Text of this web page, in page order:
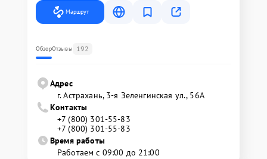
Маршрут
ОбзорОтзывы 192
Адрес
г. Астрахань, 3-я Зеленгинская ул., 56А
Контакты
+7 (800) 301-55-83
+7 (800) 301-55-83
Время работы
Работаем с 09:00 до 21:00